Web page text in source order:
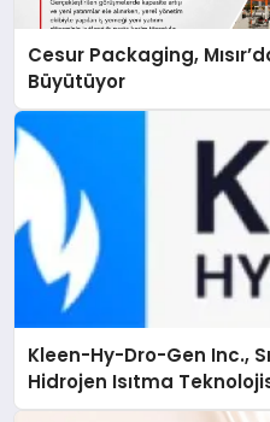
Cesur Packaging,
Büyütüyor
Kleen-Hy-Dro-Gen Inc.,
Hidrojen Isıtma
Düzenleyici Onaylarını